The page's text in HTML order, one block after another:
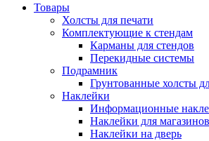
Товары
Холсты для печати
Комплектующие к стендам
Карманы для стендов
Перекидные системы
Подрамник
Грунтованные холсты
Наклейки
Информационные
Наклейки для магазинов
Наклейки на дверь